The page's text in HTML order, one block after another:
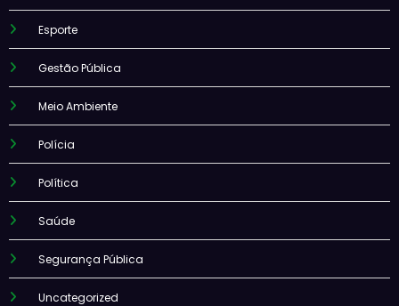
Esporte
Gestão Pública
Meio Ambiente
Polícia
Política
Saúde
Segurança Pública
Uncategorized